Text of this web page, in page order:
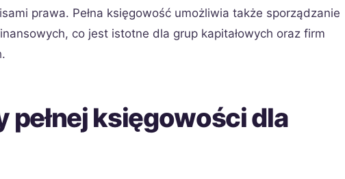
prawa. Pełna księgowość umożliwia także sporządzanie
co jest istotne dla grup kapitałowych oraz firm
pełnej księgowości dla